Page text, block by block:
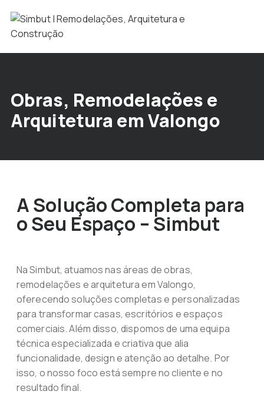
Obras, Remodelações e
Arquitetura em Valongo
A Solução Completa para
o Seu Espaço – Simbut
Na Simbut, atuamos nas áreas de obras,
remodelações e arquitetura em Valongo,
oferecendo soluções completas e personalizadas
para transformar casas, escritórios e espaços
comerciais. Além disso, dispomos de uma equipa
técnica especializada e criativa que alia
funcionalidade, design e atenção ao detalhe. Por
isso, o nosso foco está sempre no cliente e no
resultado final.